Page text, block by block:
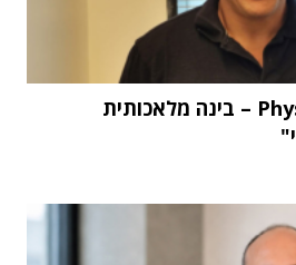
"העתיד הוא Physical AI – בינה מלאכותית